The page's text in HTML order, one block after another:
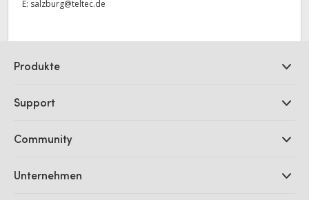
E: salzburg@teltec.de
Produkte
DaVinci Resolve und Fusion Software
Ultimatte
Aufzeichnung und Wiedergabe
Support
Support-Center
Community
Unternehmen